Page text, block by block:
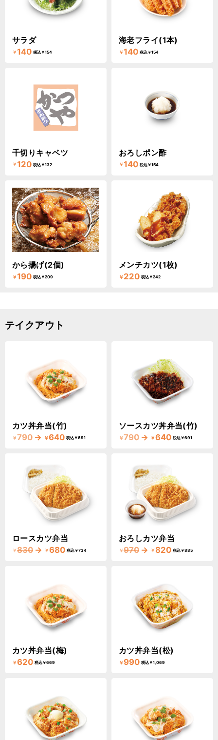
サラダ
￥140 税込￥154
海老フライ(1本)
￥140 税込￥154
千切りキャベツ
￥120 税込￥132
おろしポン酢
￥140 税込￥154
から揚げ(2個)
￥190 税込￥209
メンチカツ(1枚)
￥ 220 税込￥242
テイクアウト
カツ丼弁当(竹)
￥790 → ￥640 税込￥691
ソースカツ丼弁当(竹)
￥790 → ￥640 税込￥691
ロースカツ弁当
￥830 → ￥680 税込￥734
おろしカツ弁当
￥970 → ￥820 税込￥885
カツ丼弁当(梅)
￥620 税込￥669
カツ丼弁当(松)
￥ 990 税込￥1,069